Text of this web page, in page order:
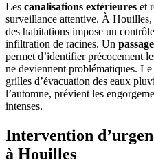
Les canalisations extérieures et
surveillance attentive. À Houilles,
des habitations impose un
infiltration de racines. Un
permet d’identifier précocement
ne deviennent problématiques.
grilles d’évacuation des eaux
l’automne, prévient les
intenses.
Intervention
à Houilles